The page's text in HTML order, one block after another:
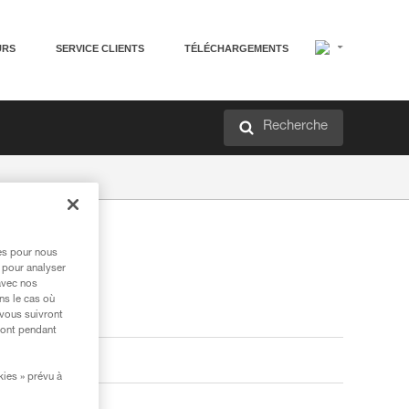
SERVICE CLIENTS TÉLÉCHARGEMENTS
Recherche
pour nous
analyser
nos
le cas où
suivront
pendant
» prévu à